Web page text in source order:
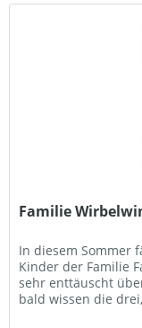
Familie
In diesem Sommer
Kinder der Familie
sehr enttäuscht
bald wissen die